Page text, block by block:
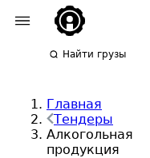
Найти грузы
Главная
Тендеры
Алкогольная
продукция